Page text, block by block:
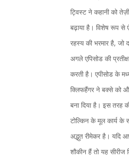
ट्विस्ट ने कहानी को
बढ़ाया है। विशेष रूप से
रहस्य की भरमार है, जो
अगले एपिसोड की
करती है। एपीसोड के
क्लिफहैंगर ने बक्से को
बना दिया है। इस तरह
टोल्किन के मूल कार्य के
अद्भुत रीमेकर है। यदि
शौकीन हैं तो यह सीरीज